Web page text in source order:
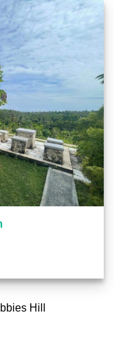
Hill